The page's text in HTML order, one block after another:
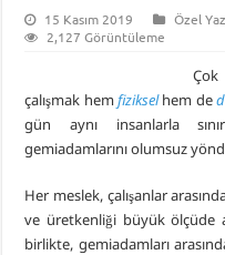
15 Kasım 2019 Özel
2,127 Görüntüleme
çalışmak hem fiziksel hem de
gün aynı insanlarla
gemiadamlarını olumsuz
Her meslek, çalışanlar
ve üretkenliği büyük ölçüde
birlikte, gemiadamları